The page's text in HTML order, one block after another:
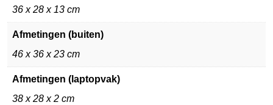
36 x 28 x 13 cm
Afmetingen (buiten)
46 x 36 x 23 cm
Afmetingen (laptopvak)
38 x 28 x 2 cm